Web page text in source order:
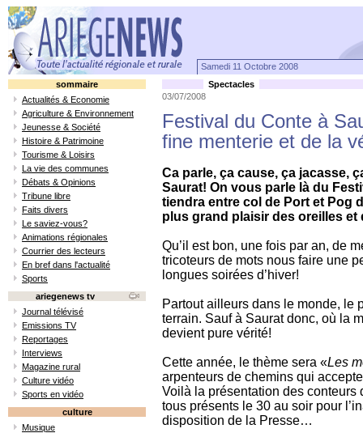
Samedi 11 Octobre 2008
sommaire
Actualités & Economie
Agriculture & Environnement
Jeunesse & Société
Histoire & Patrimoine
Tourisme & Loisirs
La vie des communes
Débats & Opinions
Tribune libre
Faits divers
Le saviez-vous?
Animations régionales
Courrier des lecteurs
En bref dans l'actualité
Sports
ariegenews tv
Journal télévisé
Emissions TV
Reportages
Interviews
Magazine rural
Culture vidéo
Sports en vidéo
culture
Musique
Spectacles
03/07/2008
Festival du Conte à
fine menterie et de la
Ca parle, ça cause, ça jacasse,
Saurat! On vous parle là du
tiendra entre col de Port et Pog
plus grand plaisir des oreilles
Qu’il est bon, une fois par an, de
tricoteurs de mots nous faire une
longues soirées d’hiver!
Partout ailleurs dans le monde, le
terrain. Sauf à Saurat donc, où la
devient pure vérité!
Cette année, le thème sera «Les
arpenteurs de chemins qui
Voilà la présentation des
tous présents le 30 au soir pour
disposition de la Presse…